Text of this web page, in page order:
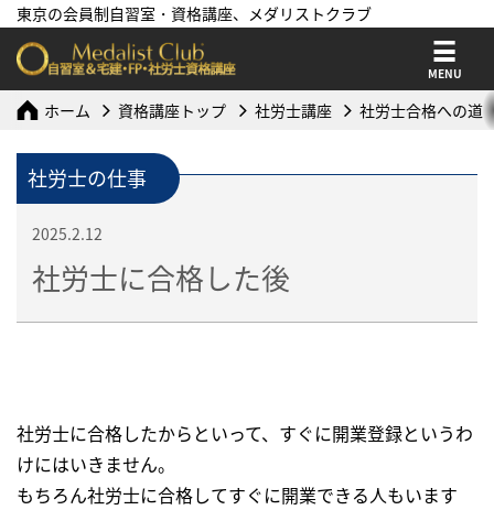
東京の会員制自習室・資格講座、メダリストクラブ
MENU
ホーム 資格講座トップ 社労士講座 社労士合格への道
社労士の仕事
2025.2.12
社労士に合格した後
社労士に合格したからといって、すぐに開業登録というわ
けにはいきません。
もちろん社労士に合格してすぐに開業できる人もいます